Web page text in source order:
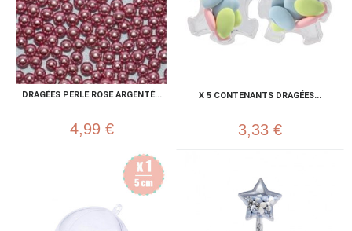
DRAGÉES PERLE ROSE ARGENTÉ...
4,99 €
X 5 CONTENANTS DRAGÉES...
3,33 €